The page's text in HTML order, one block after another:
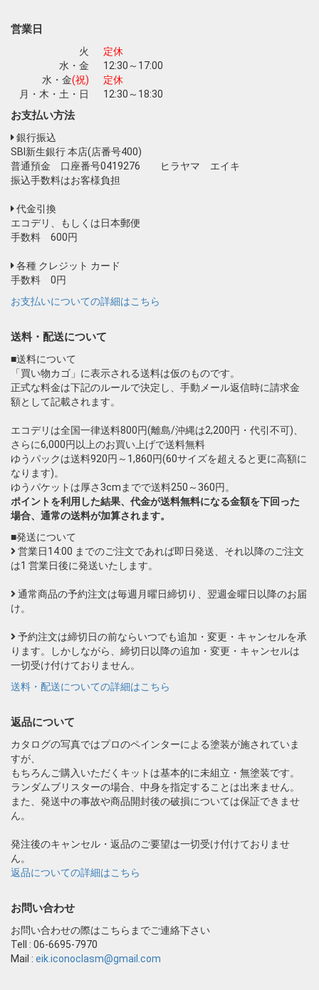
営業日
火
定休
水・金
12:30～17:00
水・金(祝)
定休
月・木・土・日
12:30～18:30
お支払い方法
銀行振込
SBI新生銀行 本店(店番号400)
普通預金 口座番号0419276 ヒラヤマ エイキ
振込手数料はお客様負担
代金引換
エコデリ、もしくは日本郵便
手数料 600円
各種 クレジット カード
手数料 0円
お支払いについての詳細はこちら
送料・配送について
■送料について
「買い物カゴ」に表示される送料は仮のものです。
正式な料金は下記のルールで決定し、手動メール返信時に請求金
額として記載されます。
エコデリは全国一律送料800円(離島/沖縄は2,200円・代引不可)、
さらに6,000円以上のお買い上げで送料無料
ゆうパックは送料920円～1,860円(60サイズを超えると更に高額に
なります)。
ゆうパケットは厚さ3cmまでで送料250～360円。
ポイントを利用した結果、代金が送料無料になる金額を下回った
場合、通常の送料が加算されます。
■発送について
営業日14:00 までのご注文であれば即日発送、それ以降のご注文
は1 営業日後に発送いたします。
通常商品の予約注文は毎週月曜日締切り、翌週金曜日以降のお届
け。
予約注文は締切日の前ならいつでも追加・変更・キャンセルを承
ります。しかしながら、締切日以降の追加・変更・キャンセルは
一切受け付けておりません。
送料・配送についての詳細はこちら
返品について
カタログの写真ではプロのペインターによる塗装が施されていま
すが、
もちろんご購入いただくキットは基本的に未組立・無塗装です。
ランダムブリスターの場合、中身を指定することは出来ません。
また、発送中の事故や商品開封後の破損については保証できませ
ん。
発注後のキャンセル・返品のご要望は一切受け付けておりませ
ん。
返品についての詳細はこちら
お問い合わせ
お問い合わせの際はこちらまでご連絡下さい
Tell : 06-6695-7970
Mail : eik.iconoclasm@gmail.com